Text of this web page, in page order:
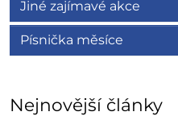
Jiné zajímavé akce
Písnička měsíce
Nejnovější články